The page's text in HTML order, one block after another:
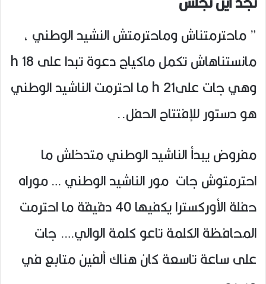
” ماحترمتناش وماحترمتش النشيد الوطني ،
مانستناهاش تكمل ماكياج دعوة تبدا على 18 h
وهي جات على21 h ما احترمت الناشيد الوطني
هو دستور للإفتتاح الحفل..
مفروض يبدأ الناشيد الوطني متدخلش ما
احترمتوش جات مور الناشيد الوطني … موراه
حفلة الأوركسترا يكفيها 40 دقيقة ما احترمت
المحافظة الكلمة تاعو كلمة الوالي…. جات
على ساعة تاسعة كان هناك ألفين متابع في